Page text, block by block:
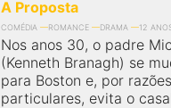
A Proposta
COMÉDIA ROMANCE DRAMA 12
Nos anos 30, o padre
(Kenneth Branagh) se
para Boston e, por
particulares, evita o